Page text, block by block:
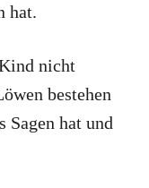
hat.
nicht
bestehen
Sagen hat und